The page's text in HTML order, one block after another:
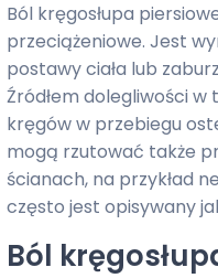
Ból kręgosłupa
przeciążeniowe. Jest
postawy ciała lub
Źródłem dolegliwości
kręgów w przebiegu
mogą rzutować także
ścianach, na przykład
często jest opisywany
Ból